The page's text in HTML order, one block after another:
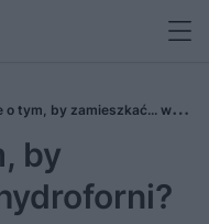
o tym, by zamieszkać... w
ze szczęśliwych zdarzeń
by